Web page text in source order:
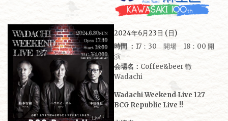
2024年6月23日 (日)
時間 ： 17：30 開場 18：00 開
演
会場名： Coffee&beer 轍
Wadachi
Wadachi Weekend Live 127
BCG Republic Live !!